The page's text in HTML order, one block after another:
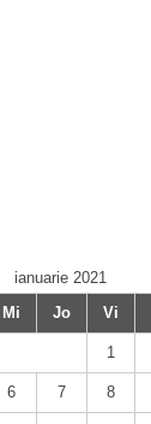
ianuarie 2021
Mi Jo Vi
1
6 7 8